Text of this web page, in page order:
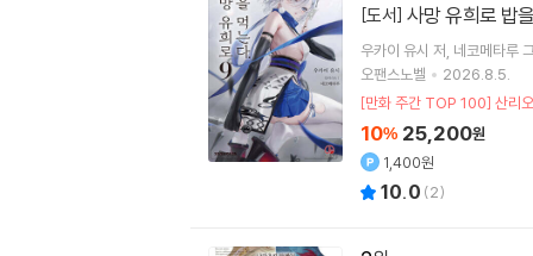
[도서] 사망 유희로 밥
우카이 유시 저 네코메타루
오팬스노벨
2026.8.5.
[만화 주간 TOP 100] 산리
10% 25,200원
1,400원
10.0 (2)